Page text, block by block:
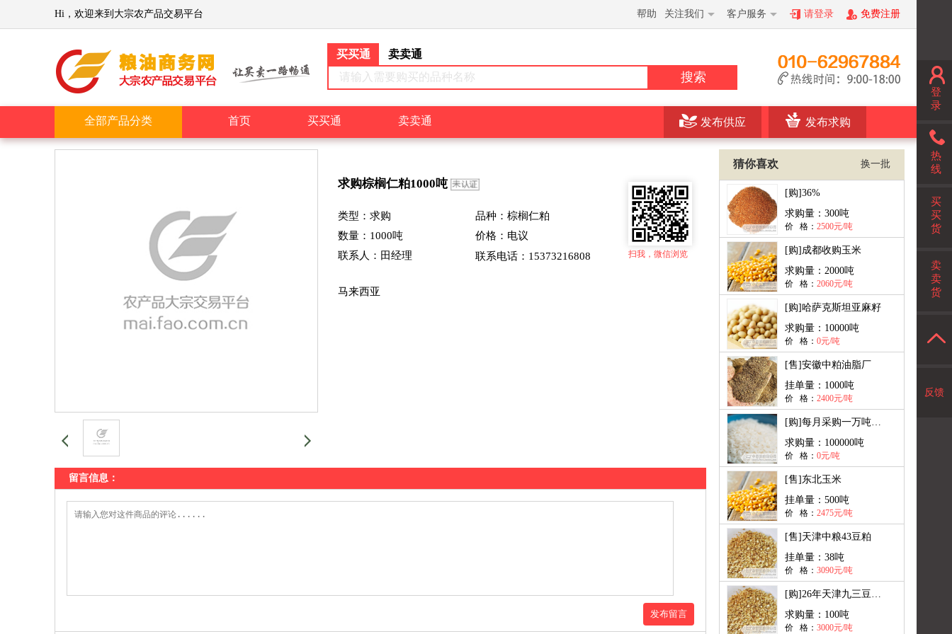
Hi，欢迎来到大宗农产品交易平台 帮助 关注我们 客户服务 请登录 免费注册
买买通
卖卖通
请输入需要购买的品种名称
搜索
全部产品分类 首页 买买通 卖卖通 发布供应 发布求购
扫我，微信浏览
求购棕榈仁粕1000吨
类型： 求购
品种：棕榈仁粕
数量： 1000吨 价格： 电议
联系人：田经理
联系电话：15373216808
马来西亚
留言信息：
发布留言
猜你喜欢 换一批
[购]36%
求购量： 300吨
价 格： 2500元/吨
[购] 成都收购玉米
求购量： 2000吨
价 格： 2060元/吨
[购]哈萨克斯坦亚麻籽
求购量： 10000吨
价 格： 0元/吨
[售]安徽中粕油脂厂
挂单量： 1000吨
价 格： 2400元/吨
[购]每月采购一万吨大米出口
求购量： 100000吨
价 格： 0元/吨
[售] 东北玉米
挂单量： 500吨
价 格： 2475元/吨
[售] 天津中粮43豆粕
挂单量： 38吨
价 格： 3090元/吨
[购]26年天津九三豆粕现货
求购量： 100吨
价 格： 3000元/吨
登
录
热
线
买
买
货
卖
卖
货
反馈